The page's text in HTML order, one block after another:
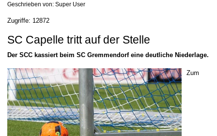
Geschrieben von: Super User
Zugriffe: 12872
SC Capelle tritt auf der Stelle
Der SCC kassiert beim SC Gremmendorf eine deutliche Niederlage.
Zum